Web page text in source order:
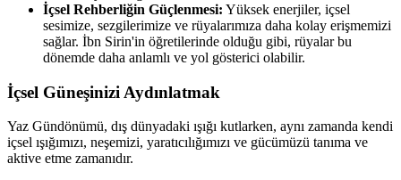
İçsel Rehberliğin Güçlenmesi: Yüksek enerjiler, içsel
sesimize, sezgilerimize ve rüyalarımıza daha kolay erişmemizi
sağlar. İbn Sirin'in öğretilerinde olduğu gibi, rüyalar bu
dönemde daha anlamlı ve yol gösterici olabilir.
İçsel Güneşinizi Aydınlatmak
Yaz Gündönümü, dış dünyadaki ışığı kutlarken, aynı zamanda kendi
içsel ışığımızı, neşemizi, yaratıcılığımızı ve gücümüzü tanıma ve
aktive etme zamanıdır.